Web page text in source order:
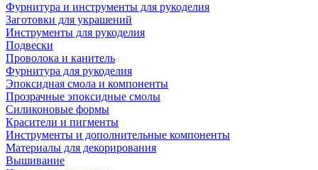
Фурнитура и инструменты для рукоделия
Заготовки для украшений
Инструменты для рукоделия
Подвески
Проволока и канитель
Фурнитура для рукоделия
Эпоксидная смола и компоненты
Прозрачные эпоксидные смолы
Силиконовые формы
Красители и пигменты
Инструменты и дополнительные компоненты
Материалы для декорирования
Вышивание